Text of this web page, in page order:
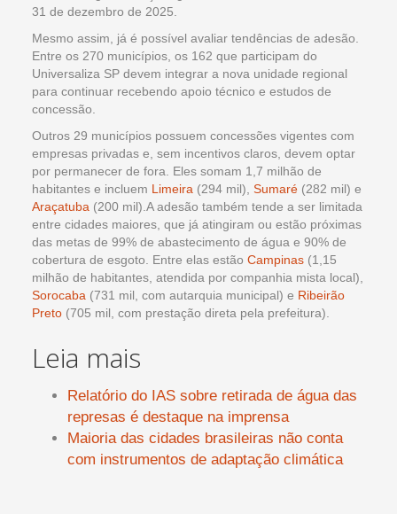
31 de dezembro de 2025.
Mesmo assim, já é possível avaliar tendências de adesão.
Entre os 270 municípios, os 162 que participam do
Universaliza SP devem integrar a nova unidade regional
para continuar recebendo apoio técnico e estudos de
concessão.
Outros 29 municípios possuem concessões vigentes com
empresas privadas e, sem incentivos claros, devem optar
por permanecer de fora. Eles somam 1,7 milhão de
habitantes e incluem Limeira (294 mil), Sumaré (282 mil) e
Araçatuba (200 mil).A adesão também tende a ser limitada
entre cidades maiores, que já atingiram ou estão próximas
das metas de 99% de abastecimento de água e 90% de
cobertura de esgoto. Entre elas estão Campinas (1,15
milhão de habitantes, atendida por companhia mista local),
Sorocaba (731 mil, com autarquia municipal) e Ribeirão
Preto (705 mil, com prestação direta pela prefeitura).
Leia mais
Relatório do IAS sobre retirada de água das
represas é destaque na imprensa
Maioria das cidades brasileiras não conta
com instrumentos de adaptação climática